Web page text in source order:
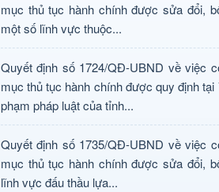
mục thủ tục hành chính được sửa đổi,
một số lĩnh vực thuộc...
Quyết định số 1724/QĐ-UBND về việc
mục thủ tục hành chính được quy định tại
phạm pháp luật của tỉnh...
Quyết định số 1735/QĐ-UBND về việc
mục thủ tục hành chính được sửa đổi,
lĩnh vực đấu thầu lựa...